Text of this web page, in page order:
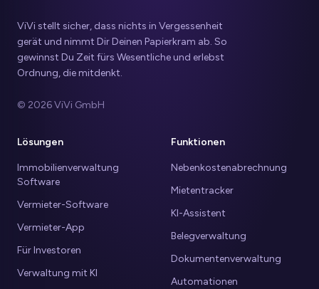
ViVi stellt sicher, dass nichts in Vergessenheit
gerät und nimmt Dir Deinen Papierkram ab. So
gewinnst Du Zeit fürs Wesentliche und erlebst
Ordnung, die mitdenkt.
© 2026 ViVi GmbH
Funktionen
Nebenkostenabrechnung
Mietentracker
KI-Assistent
Belegverwaltung
Dokumentenverwaltung
Automationen
Lösungen
Immobilienverwaltung
Software
Vermieter-Software
Vermieter-App
Für Investoren
Verwaltung mit KI